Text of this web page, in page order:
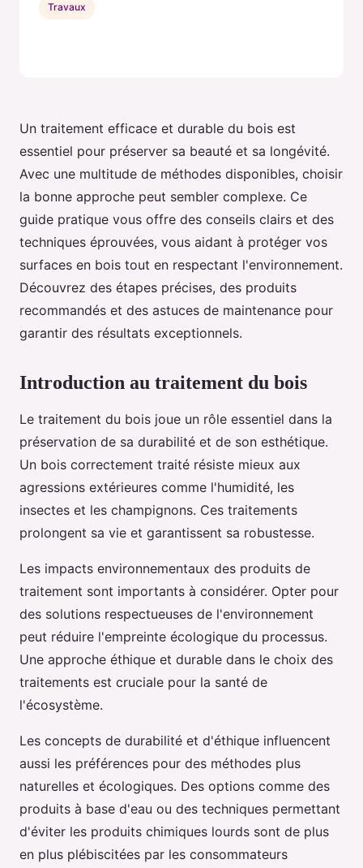
Un traitement efficace et durable du bois est
essentiel pour préserver sa beauté et sa longévité.
Avec une multitude de méthodes disponibles, choisir
la bonne approche peut sembler complexe. Ce
guide pratique vous offre des conseils clairs et des
techniques éprouvées, vous aidant à protéger vos
surfaces en bois tout en respectant l'environnement.
Découvrez des étapes précises, des produits
recommandés et des astuces de maintenance pour
garantir des résultats exceptionnels.
Introduction au traitement du bois
Le traitement du bois joue un rôle essentiel dans la
préservation de sa durabilité et de son esthétique.
Un bois correctement traité résiste mieux aux
agressions extérieures comme l'humidité, les
insectes et les champignons. Ces traitements
prolongent sa vie et garantissent sa robustesse.
Les impacts environnementaux des produits de
traitement sont importants à considérer. Opter pour
des solutions respectueuses de l'environnement
peut réduire l'empreinte écologique du processus.
Une approche éthique et durable dans le choix des
traitements est cruciale pour la santé de
l'écosystème.
Les concepts de durabilité et d'éthique influencent
aussi les préférences pour des méthodes plus
naturelles et écologiques. Des options comme des
produits à base d'eau ou des techniques permettant
d'éviter les produits chimiques lourds sont de plus
en plus plébiscitées par les consommateurs
Travaux